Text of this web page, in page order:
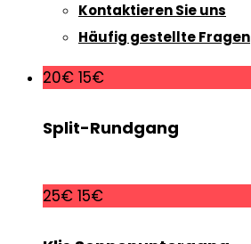
Kontaktieren Sie uns
Häufig gestellte Fragen
20€ 15€
Split-Rundgang
25€ 15€